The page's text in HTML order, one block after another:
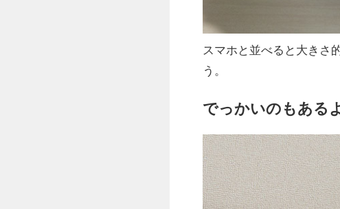
スマホと並べると大きさ
う。
でっかいのもある